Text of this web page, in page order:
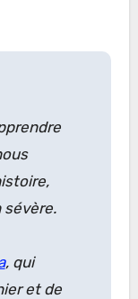
, qui
et de